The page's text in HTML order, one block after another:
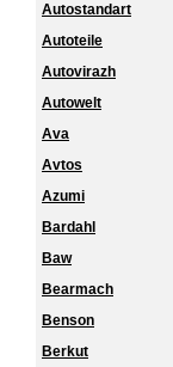
Autostandart
Autoteile
Autovirazh
Autowelt
Ava
Avtos
Azumi
Bardahl
Baw
Bearmach
Benson
Berkut